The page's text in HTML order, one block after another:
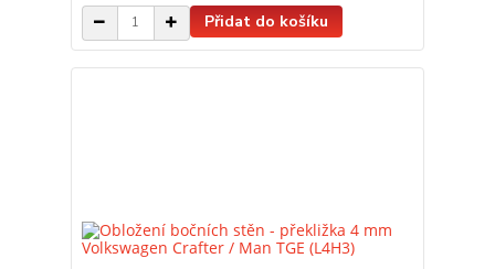
Přidat do košíku